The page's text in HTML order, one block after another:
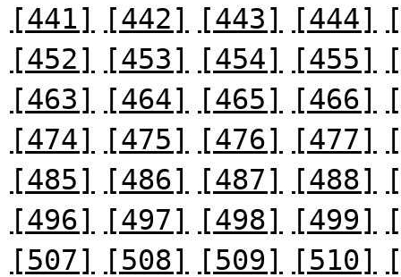
[441]
[442] [443] [444]
[452]
[453] [454] [455]
[463]
[464] [465] [466]
[474]
[475] [476] [477]
[485]
[486] [487] [488]
[496]
[497] [498] [499]
[507]
[508] [509] [510]